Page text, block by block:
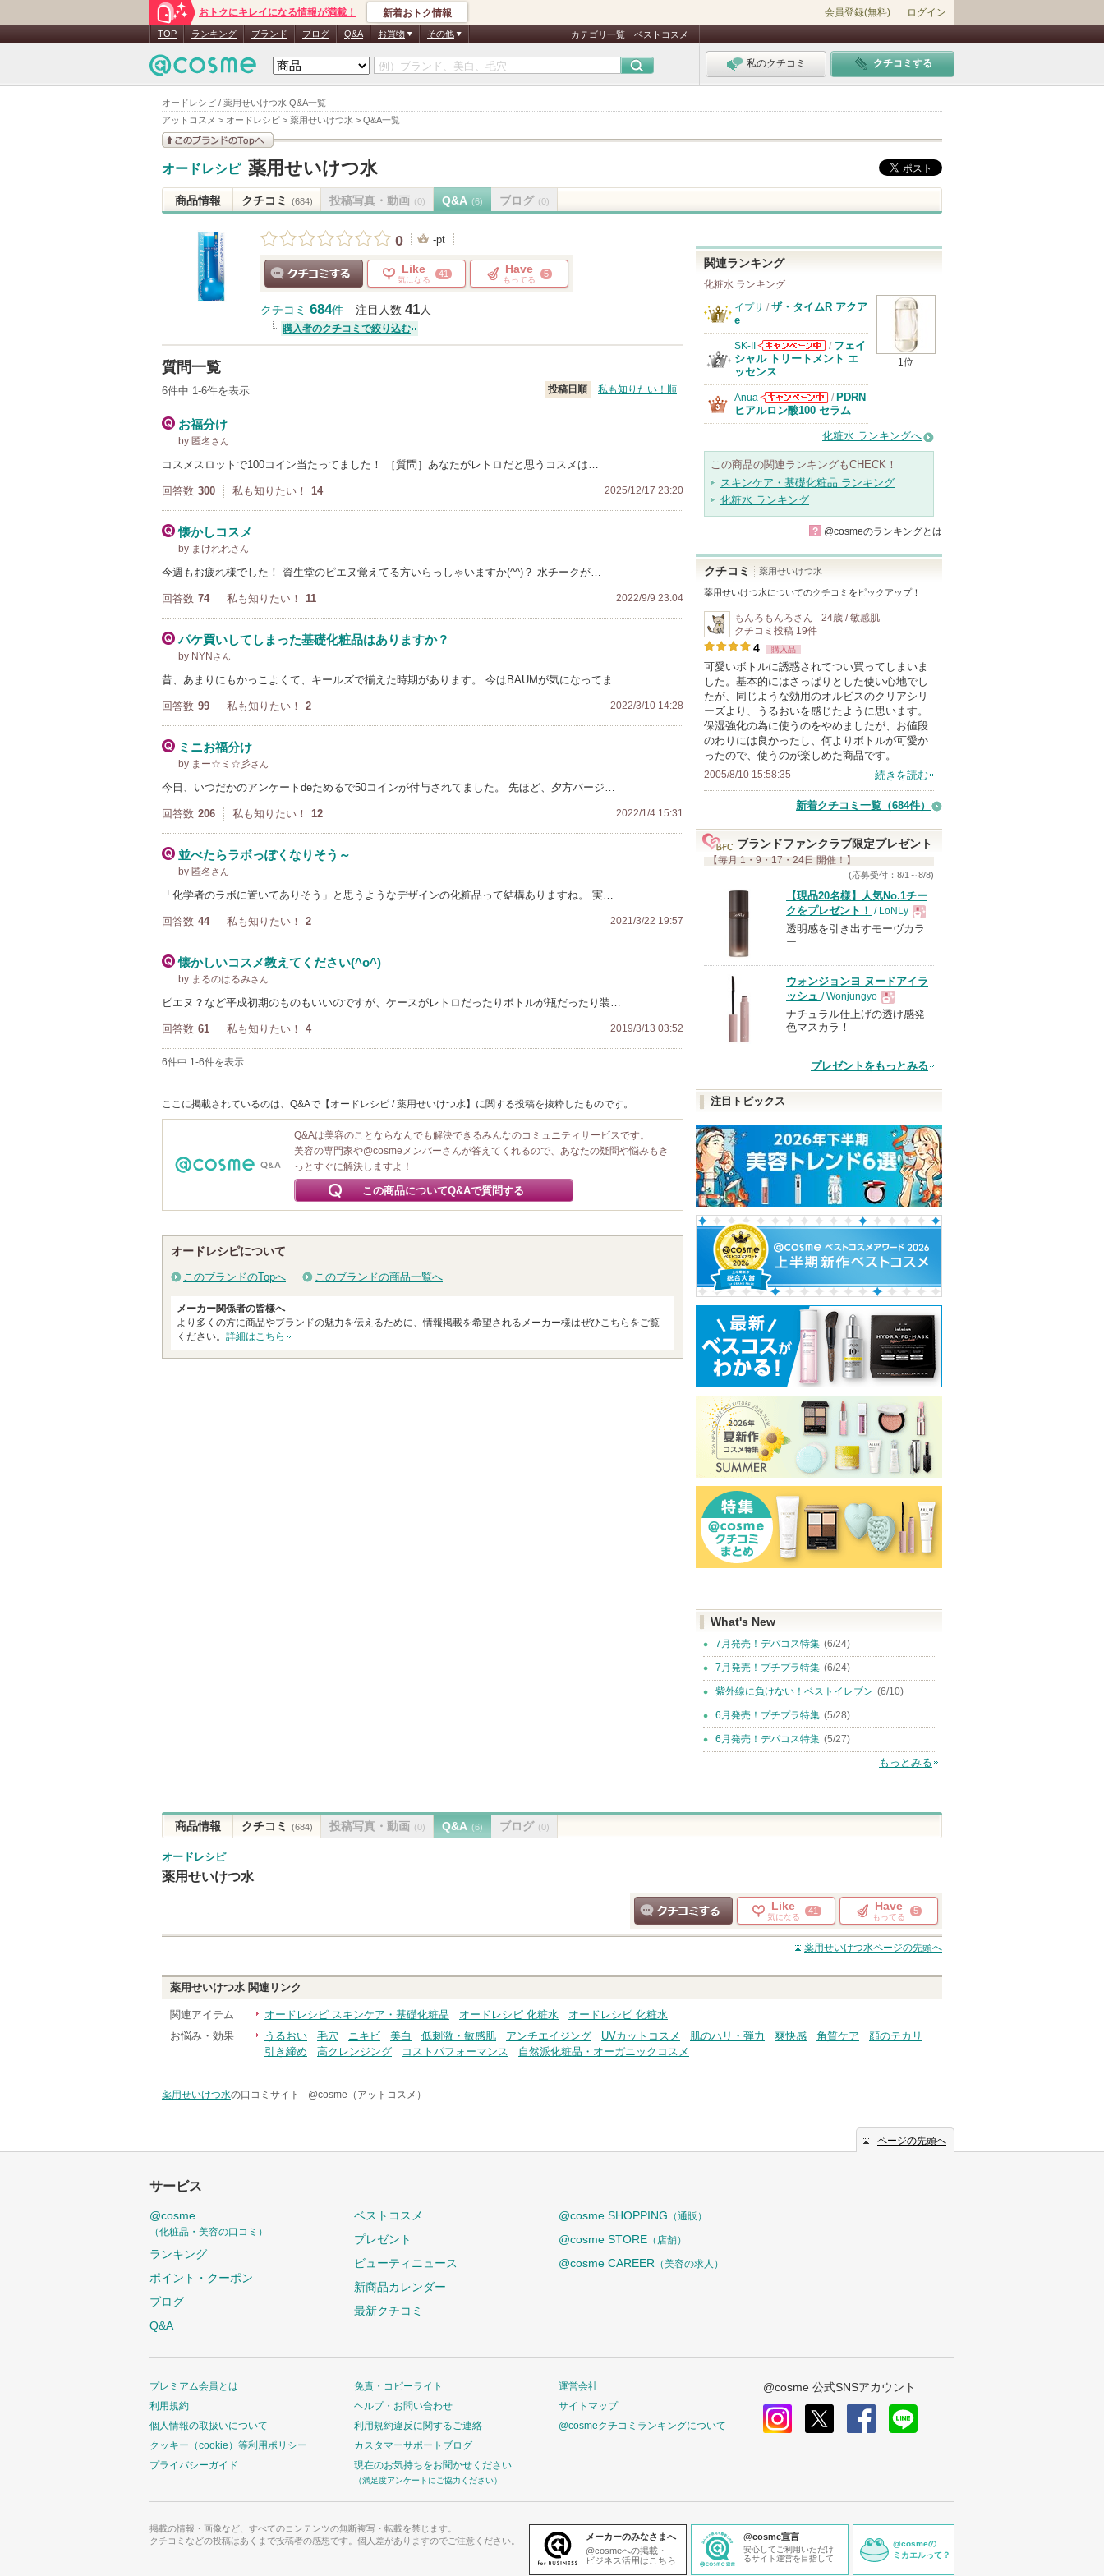
オードレシピ / 薬用せいけつ水 Q&A一覧
アットコスメ > オードレシピ > 薬用せいけつ水 > Q&A一覧
おトクにキレイになる情報が満載！ 新着おトク情報 会員登録(無料) ログイン
TOP ランキング ブランド ブログ Q&A お買物 その他 カテゴリ一覧 ベストコスメ
私のクチコミ クチコミする
このブランドの情報を
オードレシピ 薬用せいけつ水
商品情報 クチコミ (684) 投稿写真・動画 (0) Q&A (6) ブログ (0)
0 -pt
Like
気になる
41 Have
もってる
5
クチコミ 684件 注目人数 41人
購入者のクチコミで絞り込む
質問一覧
6件中 1-6件を表示 投稿日順 私も知りたい！順
お福分け
by 匿名 さん
コスメスロットで100コイン当たってました！ ［質問］あなたがレトロだと思うコスメは…
回答数 300 私も知りたい！ 14 2025/12/17 23:20
懐かしコスメ
by まけれれさん
今週もお疲れ様でした！ 資生堂のピエヌ覚えてる方いらっしゃいますか(^^)？ 水チークが…
回答数 74 私も知りたい！ 11 2022/9/9 23:04
パケ買いしてしまった基礎化粧品はありますか？
by NYN さん
昔、あまりにもかっこよくて、キールズで揃えた時期があります。 今はBAUMが気になってま…
回答数 99 私も知りたい！ 2 2022/3/10 14:28
ミニお福分け
by まー☆ミ☆彡さん
今日、いつだかのアンケートdeためるで50コインが付与されてました。 先ほど、夕方バージ…
回答数 206 私も知りたい！ 12 2022/1/4 15:31
並べたらラボっぽくなりそう～
by 匿名 さん
「化学者のラボに置いてありそう」と思うようなデザインの化粧品って結構ありますね。 実…
回答数 44 私も知りたい！ 2 2021/3/22 19:57
懐かしいコスメ教えてください(^o^)
by まるのはるみさん
ピエヌ？など平成初期のものもいいのですが、ケースがレトロだったりボトルが瓶だったり装…
回答数 61 私も知りたい！ 4 2019/3/13 03:52
6件中 1-6件を表示
ここに掲載されているのは、Q&Aで【オードレシピ / 薬用せいけつ水】に関する投稿を抜粋したものです。
Q&Aは美容のことならなんでも解決できるみんなのコミュニティサービスです。
美容の専門家や@cosmeメンバーさんが答えてくれるので、あなたの疑問や悩みもき
っとすぐに解決しますよ！
この商品についてQ&Aで質問する
オードレシピについて
このブランドのTopへ このブランドの商品一覧へ
メーカー関係者の皆様へ
より多くの方に商品やブランドの魅力を伝えるために、情報掲載を希望されるメーカー様はぜひこちらをご覧
ください。 詳細はこちら
関連ランキング
化粧水 ランキング
1位
イプサ / ザ・タイムR アクア
e
SK-II
SK-IIからのお
知らせがありま
/ フェイ
シャル トリートメント エ
ッセンス
Anua
Anuaからのお
知らせがありま
/ PDRN
ヒアルロン酸100 セラム
化粧水 ランキングへ
この商品の関連ランキングもCHECK！
スキンケア・基礎化粧品 ランキング
化粧水 ランキング
? @cosmeのランキングとは
クチコミ 薬用せいけつ水
薬用せいけつ水についてのクチコミをピックアップ！
もんろもんろさん
24歳 / 敏感肌
クチコミ投稿 19件
4 購入品
可愛いボトルに誘惑されてつい買ってしまいま
した。基本的にはさっぱりとした使い心地でし
たが、同じような効用のオルビスのクリアシリ
ーズより、うるおいを感じたように思います。
保湿強化の為に使うのをやめましたが、お値段
のわりには良かったし、何よりボトルが可愛か
ったので、使うのが楽しめた商品です。
2005/8/10 15:58:35 続きを読む
新着クチコミ一覧 （684件）
ブランドファンクラブ限定プレゼント
【毎月 1・9・17・24日 開催！】
(応募受付：8/1～8/8)
【現品20名様】人気No.1チー
クをプレゼント！ / LoNLy
現
品
透明感を引き出すモーヴカラ
ー
ウォンジョンヨ ヌードアイラ
ッシュ / Wonjungyo
現
品
ナチュラル仕上げの透け感発
色マスカラ！
プレゼントをもっとみる
注目トピックス
What's New
7月発売！デパコス特集 (6/24)
7月発売！プチプラ特集 (6/24)
紫外線に負けない！ベストイレブン (6/10)
6月発売！プチプラ特集 (5/28)
6月発売！デパコス特集 (5/27)
もっとみる
商品情報 クチコミ (684) 投稿写真・動画 (0) Q&A (6) ブログ (0)
オードレシピ
薬用せいけつ水
クチコミする
Like
気になる
41 Have
もってる
5
薬用せいけつ水ページの先頭へ
薬用せいけつ水 関連リンク
関連アイテム オードレシピ スキンケア・基礎化粧品 オードレシピ 化粧水
オードレシピ 化粧水
お悩み・効果
うるおい 毛穴 ニキビ 美白 低刺激・敏感肌 アンチエイジング UVカットコスメ 肌のハリ・弾力 爽快感 角質ケア
顔のテカリ
引き締め
高クレンジング コストパフォーマンス 自然派化粧品・オーガニックコスメ
薬用せいけつ水の口コミサイト - @cosme（アットコスメ）
ページの先頭へ
サービス
@cosme
（化粧品・美容の口コミ）
ランキング
ポイント・クーポン
ブログ
Q&A
ベストコスメ
プレゼント
ビューティニュース
新商品カレンダー
最新クチコミ
@cosme SHOPPING （通販）
@cosme STORE （店舗）
@cosme CAREER （美容の求人）
プレミアム会員とは
利用規約
個人情報の取扱いについて
クッキー（cookie）等利用ポリシー
プライバシーガイド
免責・コピーライト
ヘルプ・お問い合わせ
利用規約違反に関するご連絡
カスタマーサポートブログ
現在のお気持ちをお聞かせください
（満足度アンケートにご協力ください）
運営会社
サイトマップ
@cosmeクチコミランキングについて
@cosme 公式SNSアカウント
掲載の情報・画像など、すべてのコンテンツの無断複写・転載を禁じます。
クチコミなどの投稿はあくまで投稿者の感想です。個人差がありますのでご注意ください。
メーカーのみなさまへ
@cosmeへの掲載・
ビジネス活用はこちら
@cosme宣言
安心してご利用いただけ
るサイト運営を目指して
@cosmeの
ミカエルって？